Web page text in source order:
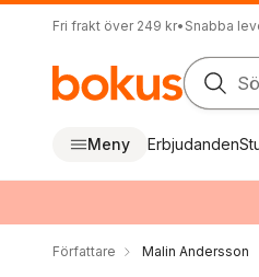
Fri frakt över 249 kr• Snabba
Meny Erbjudanden
Författare Malin Andersson